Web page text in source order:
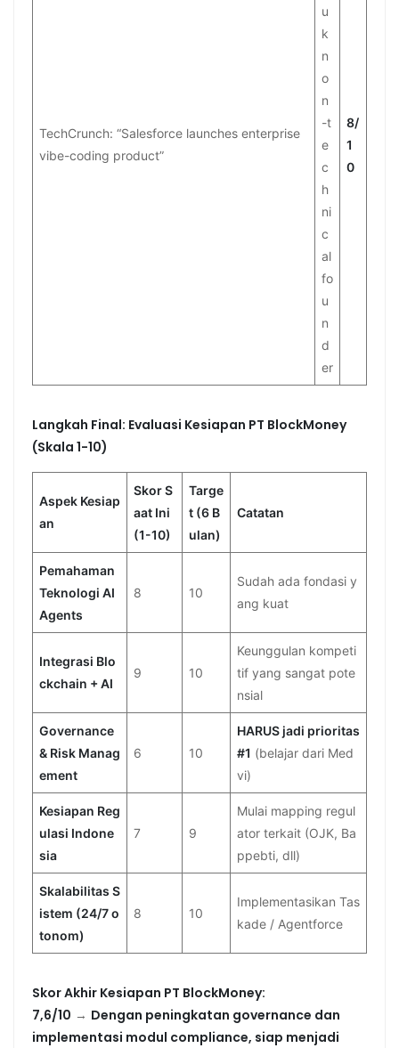
TechCrunch: “Salesforce launches enterprise
vibe-coding product”
u
k
n
o
n
-t
e
c
h
ni
c
al
fo
u
n
d
er
8/
1
0
Langkah Final: Evaluasi Kesiapan PT BlockMoney
(Skala 1-10)
Aspek Kesiap
an
Skor S
aat Ini
(1-10)
Targe
t (6 B
ulan)
Catatan
Pemahaman
Teknologi AI
Agents
8 10
Sudah ada fondasi y
ang kuat
Integrasi Blo
ckchain + AI
9 10
Keunggulan kompeti
tif yang sangat pote
nsial
Governance
& Risk Manag
ement
6 10
HARUS jadi prioritas
#1 (belajar dari Med
vi)
Kesiapan Reg
ulasi Indone
sia
7 9
Mulai mapping regul
ator terkait (OJK, Ba
ppebti, dll)
Skalabilitas S
istem (24/7 o
tonom)
8 10
Implementasikan Tas
kade / Agentforce
Skor Akhir Kesiapan PT BlockMoney:
7,6/10 → Dengan peningkatan governance dan
implementasi modul compliance, siap menjadi